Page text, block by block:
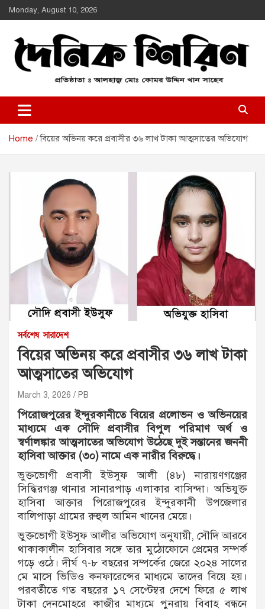
Skip
to
Monday, August 10, 2026
Daily Shirin
Home বিয়ের অভিনয় করে প্রবাসীর ৩৬ লাখ টাকা আত্মসাতের অভিযোগ
সর্বশেষ সারাদেশ
বিয়ের অভিনয় করে প্রবাসীর ৩৬ লাখ টাকা
আত্মসাতের অভিযোগ
March 3, 2026 PB
পিরোজপুরের ইন্দুরকানীতে বিয়ের প্রলোভন ও অভিনয়ের
মাধ্যমে এক সৌদি প্রবাসীর বিপুল পরিমাণ অর্থ ও
স্বর্ণালঙ্কার আত্মসাতের অভিযোগ উঠেছে দুই সন্তানের জননী
হাসিবা আক্তার (৩০) নামে এক নারীর বিরুদ্ধে।
ভুক্তভোগী প্রবাসী ইউসুফ আলী (৪৮) নারায়ণগঞ্জের
সিদ্ধিরগঞ্জ থানার সানারপাড় এলাকার বাসিন্দা। অভিযুক্ত
হাসিবা আক্তার পিরোজপুরের ইন্দুরকানী উপজেলার
বালিপাড়া গ্রামের রুহুল আমিন খানের মেয়ে।
ভুক্তভোগী ইউসুফ আলীর অভিযোগ অনুযায়ী, সৌদি আরবে
থাকাকালীন হাসিবার সঙ্গে তার মুঠোফোনে প্রেমের সম্পর্ক
গড়ে ওঠে। দীর্ঘ ৭-৮ বছরের সম্পর্কের জেরে ২০২৪ সালের
মে মাসে ভিডিও কনফারেন্সের মাধ্যমে তাদের বিয়ে হয়।
পরবর্তীতে গত বছরের ১৭ সেপ্টেম্বর দেশে ফিরে ৫ লাখ
টাকা দেনমোহরে কাজীর মাধ্যমে পুনরায় বিবাহ বন্ধনে